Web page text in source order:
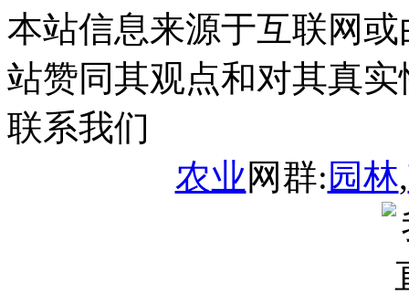
本站信息来源于互联网
站赞同其观点和对其真
联系我们
农业网群: 园林,